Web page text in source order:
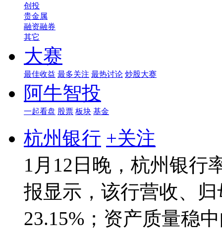
创投
贵金属
融资融券
其它
大赛
最佳收益 最多关注 最热讨论 炒股大赛
阿牛智投
一起看盘 股票 板块 基金
杭州银行 +关注
1月12日晚，杭州银行
报显示，该行营收、
23.15%；资产质量稳